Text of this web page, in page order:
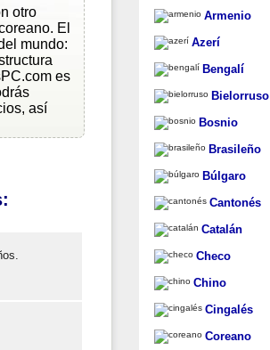
otro
El
mundo:
es
así
Armenio
Azerí
Bengalí
Bielorruso
Bosnio
Brasileño
Búlgaro
Cantonés
Catalán
Checo
Chino
Cingalés
Coreano